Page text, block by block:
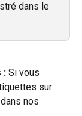
dans le
: Si vous
sur
nos